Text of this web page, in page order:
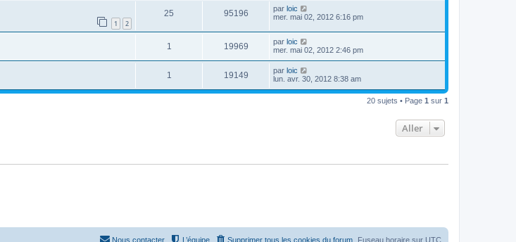
1 2
25 95196 par loic
mer. mai 02, 2012 6:16 pm
1 19969 par loic
mer. mai 02, 2012 2:46 pm
1 19149 par loic
lun. avr. 30, 2012 8:38 am
20 sujets • Page 1 sur 1
Aller
Fuseau horaire sur UTC
Supprimer tous les cookies du forum
L’équipe
Nous contacter